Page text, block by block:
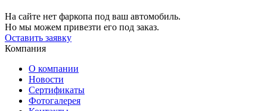
На сайте нет фаркопа под ваш автомобиль.
Но мы можем привезти его под заказ.
Оставить заявку
Компания
О компании
Новости
Сертификаты
Фотогалерея